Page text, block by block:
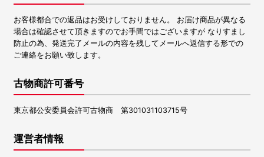
お客様都合での返品はお受けしておりません。 お届け商品が異なる
場合は確認させて頂きますのでお手間ではございますが なりすまし
防止の為、発送完了メールの内容を残してメールへ返信する形での
ご連絡をお願い致します。
古物商許可番号
東京都公安委員会許可古物商 第301031103715号
運営者情報